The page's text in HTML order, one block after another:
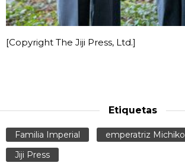
[Copyright The Jiji Press, Ltd.]
Etiquetas
Familia Imperial
emperatriz Michiko
Jiji Press